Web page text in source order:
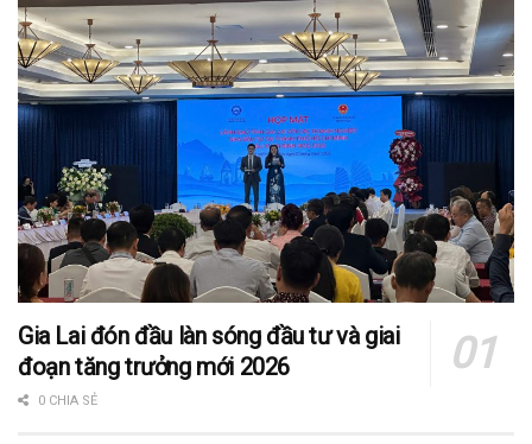
Gia Lai đón đầu làn sóng đầu tư và giai
đoạn tăng trưởng mới 2026
0 CHIA SẺ